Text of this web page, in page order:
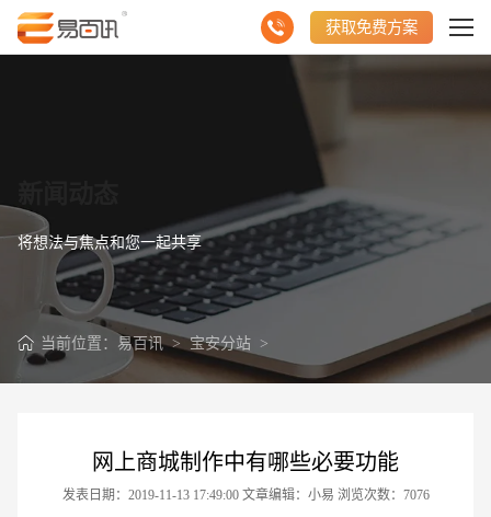
获取免费方案
将想法与焦点和您一起共享
当前位置： 易百讯>宝安分站>
网上商城制作中有哪些必要功能
发表日期：2019-11-13 17:49:00 文章编辑：小易 浏览次数：7076